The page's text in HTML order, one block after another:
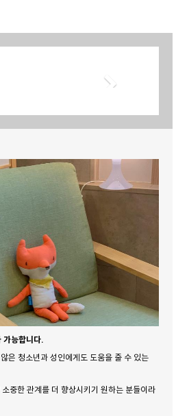
지우지하는 것이 아니라
제할 수 있는 능력을 기르
능합니다.
청소년과 성인에게도 도움을 줄 수 있는
중한 관계를 더 향상시키기 원하는 분들이라